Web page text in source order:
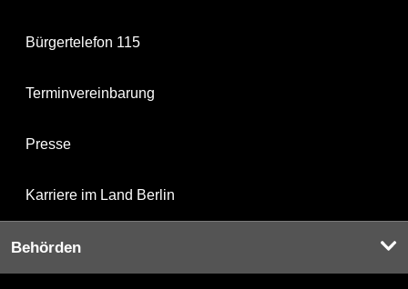
Bürgertelefon 115
Terminvereinbarung
Presse
Karriere im Land Berlin
Behörden